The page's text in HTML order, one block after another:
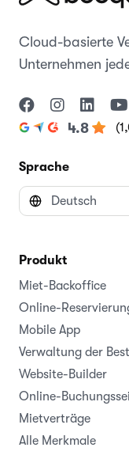
Cloud-basierte
Unternehmen
4.8
Sprache
Produkt
Miet-Backoffice
Online-
Mobile App
Verwaltung der
Website-Builder
Online-
Mietverträge
Alle Merkmale